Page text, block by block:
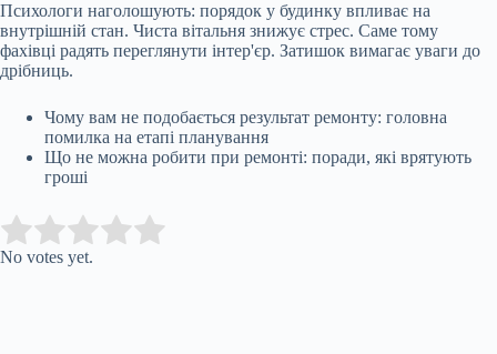
Психологи наголошують: порядок у будинку впливає на
внутрішній стан. Чиста вітальня знижує стрес. Саме тому
фахівці радять переглянути інтер'єр. Затишок вимагає уваги до
дрібниць.
Чому вам не подобається результат ремонту: головна
помилка на етапі планування
Що не можна робити при ремонті: поради, які врятують
гроші
Rate this item:
No votes yet.